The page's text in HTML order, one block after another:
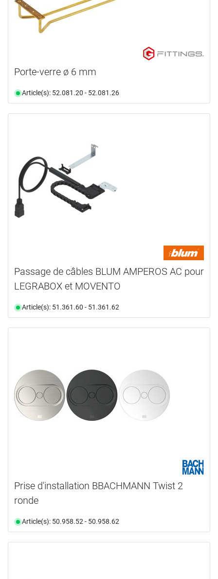
Porte-verre ø 6 mm
Article(s): 52.081.20 - 52.081.26
Passage de câbles BLUM AMPEROS AC pour
LEGRABOX et MOVENTO
Article(s): 51.361.60 - 51.361.62
Prise d'installation BBACHMANN Twist 2
ronde
Article(s): 50.958.52 - 50.958.62